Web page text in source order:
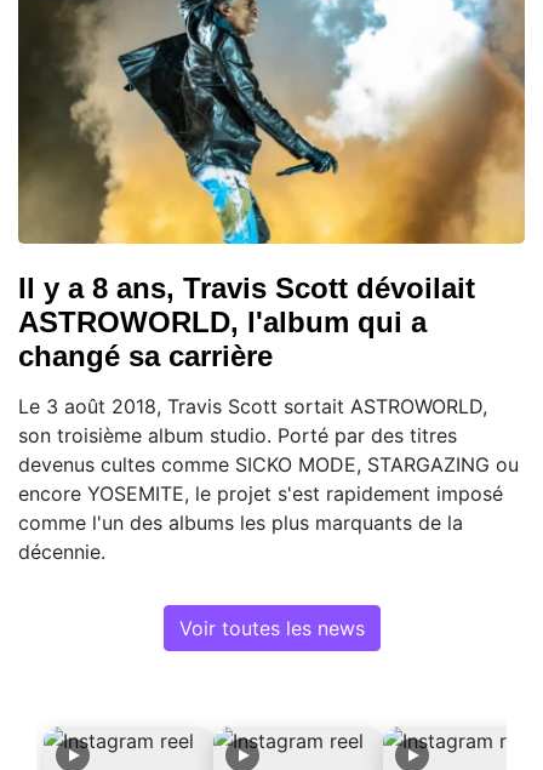
Il y a 8 ans, Travis Scott dévoilait
ASTROWORLD, l'album qui a
changé sa carrière
Le 3 août 2018, Travis Scott sortait ASTROWORLD,
son troisième album studio. Porté par des titres
devenus cultes comme SICKO MODE, STARGAZING ou
encore YOSEMITE, le projet s'est rapidement imposé
comme l'un des albums les plus marquants de la
décennie.
Voir toutes les news